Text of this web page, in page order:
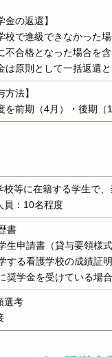
金の返還】
校で進級できなかった
不合格となった場合を
は原則として一括返還と
方法】
を前期（4月）・後期（
校等に在籍する学生で
員：10名程度
書
生申請書（貸与要領様式
する看護学校の成績証
奨学金を受けている場
選考